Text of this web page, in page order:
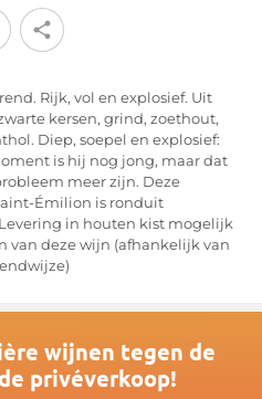
Rijk, vol en explosief. Uit
kersen, grind, zoethout,
Diep, soepel en explosief:
is hij nog jong, maar dat
meer zijn. Deze
Émilion is ronduit
in houten kist mogelijk
van deze wijn (afhankelijk van
wijnen tegen de
privéverkoop!